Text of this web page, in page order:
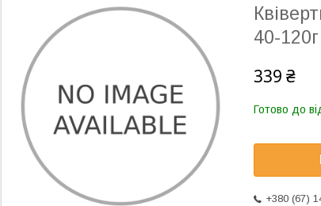
40-
339 ₴
Готово до
+380 (67)